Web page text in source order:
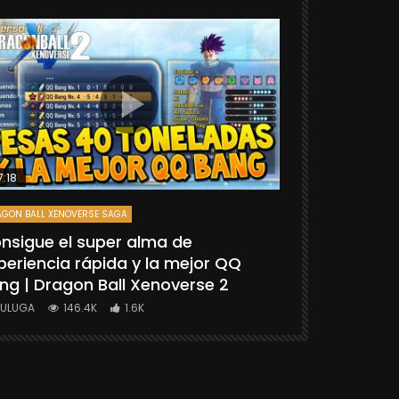
BALL XENOVERSE SAGA
el super alma de
rápida y la mejor QQ
| Dragon Ball Xenoverse 2
146.4K 1.6K
[TUTORIAL]
“GOKU
BALL